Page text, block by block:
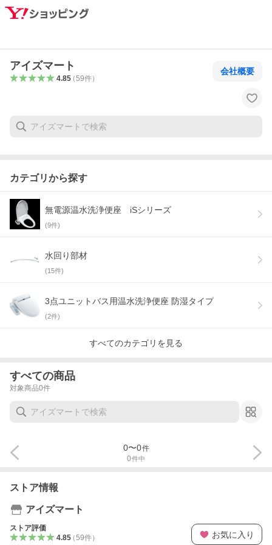
アイズマート
4.85（59件）
会社概要
カテゴリから探す
無電源温水洗浄便座 iSシリーズ
(9件)
水回り部材
(15件)
3点ユニットバス用温水洗浄便座 防湿タイプ
(2件)
すべてのカテゴリを見る
すべての商品
対象商品0件
0件中
0〜0件
ストア情報
アイズマート
ストア評価
4.85（59件） お気に入り